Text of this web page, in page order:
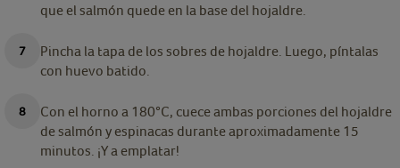
que el salmón quede en la base del hojaldre.
Pincha la tapa de los sobres de hojaldre. Luego, píntalas
con huevo batido.
Con el horno a 180°C, cuece ambas porciones del hojaldre
de salmón y espinacas durante aproximadamente 15
minutos. ¡Y a emplatar!